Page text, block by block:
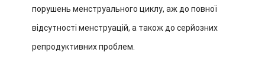
порушень менструального циклу, аж до повної
відсутності менструацій, а також до серйозних
репродуктивних проблем.